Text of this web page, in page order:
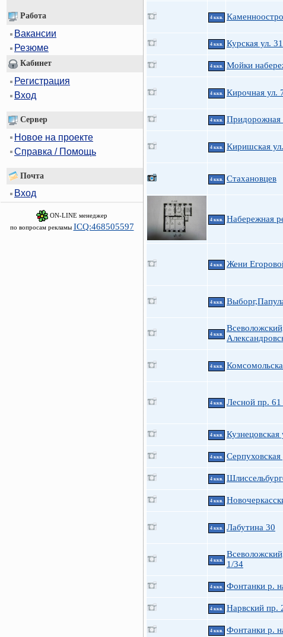
Работа
Вакансии
Резюме
Кабинет
Регистрация
Вход
Сервер
Новое на проекте
Справка / Помощь
Почта
Вход
ON-LINE менеджер
по вопросам рекламы ICQ:468505597
4 ккв.
4 ккв. Курская ул. 31
4 ккв. Мойки
4 ккв. Кирочная ул.
4 ккв. Придорожная
4 ккв. Киришская
4 ккв. Стахановцев
4 ккв. Набережная
4 ккв. Жени
4 ккв.
4 ккв.
4 ккв.
4 ккв. Лесной пр. 61
4 ккв. Кузнецовская
4 ккв. Серпуховская
4 ккв.
4 ккв.
4 ккв. Лабутина 30
4 ккв.
1/34
4 ккв. Фонтанки р.
4 ккв. Нарвский пр.
4 ккв. Фонтанки р.